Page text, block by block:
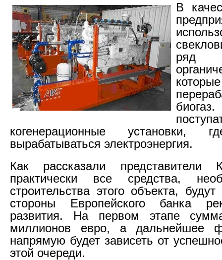
В
ряд
когенерационные
вырабатываться электроэнергия.
Как рассказали представители
практически все средства,
строительства этого объекта,
стороны Европейского банка
развития. На первом этапе
миллионов евро, а дальнейшее
напрямую будет зависеть от
этой очереди.